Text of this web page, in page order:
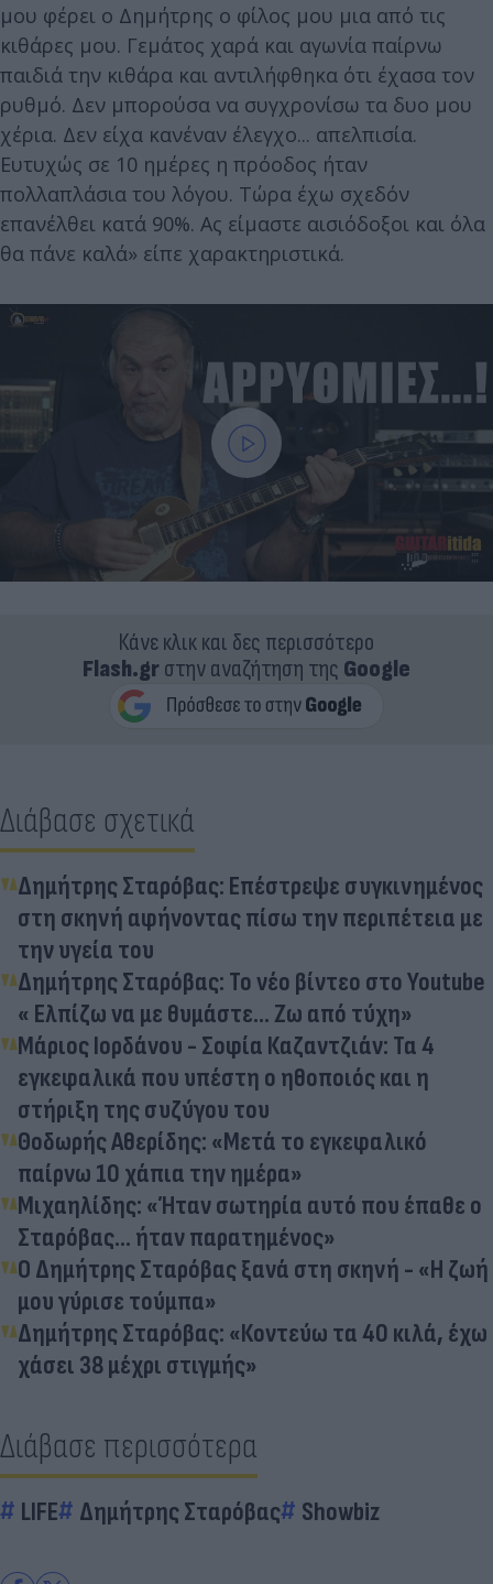
μου φέρει ο Δημήτρης ο φίλος μου μια από τις
κιθάρες μου. Γεμάτος χαρά και αγωνία παίρνω
παιδιά την κιθάρα και αντιλήφθηκα ότι έχασα τον
ρυθμό. Δεν μπορούσα να συγχρονίσω τα δυο μου
χέρια. Δεν είχα κανέναν έλεγχο... απελπισία.
Ευτυχώς σε 10 ημέρες η πρόοδος ήταν
πολλαπλάσια του λόγου. Τώρα έχω σχεδόν
επανέλθει κατά 90%. Ας είμαστε αισιόδοξοι και όλα
θα πάνε καλά» είπε χαρακτηριστικά.
Κάνε κλικ και δες περισσότερο
Flash.grστην αναζήτηση της Google
Διάβασε σχετικά
Δημήτρης Σταρόβας: Επέστρεψε συγκινημένος
στη σκηνή αφήνοντας πίσω την περιπέτεια με
την υγεία του
Δημήτρης Σταρόβας: Το νέο βίντεο στο Youtube
« Ελπίζω να με θυμάστε... Ζω από τύχη»
Μάριος Ιορδάνου - Σοφία Καζαντζιάν: Τα 4
εγκεφαλικά που υπέστη ο ηθοποιός και η
στήριξη της συζύγου του
Θοδωρής Αθερίδης: «Μετά το εγκεφαλικό
παίρνω 10 χάπια την ημέρα»
Μιχαηλίδης: «Ήταν σωτηρία αυτό που έπαθε ο
Σταρόβας... ήταν παρατημένος»
Ο Δημήτρης Σταρόβας ξανά στη σκηνή - «Η ζωή
μου γύρισε τούμπα»
Δημήτρης Σταρόβας: «Κοντεύω τα 40 κιλά, έχω
χάσει 38 μέχρι στιγμής»
Διάβασε περισσότερα
LIFE Δημήτρης Σταρόβας Showbiz